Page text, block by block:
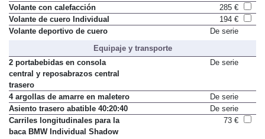
Acabado M Sport
5.000 €
Volante con calefacción
285 €
Volante de cuero Individual
194 €
Equipaje y transporte
2 portabebidas en consola
central y reposabrazos central
trasero
4 argollas de amarre en maletero
De serie
Asiento trasero abatible 40:20:40
De serie
Carriles longitudinales para la